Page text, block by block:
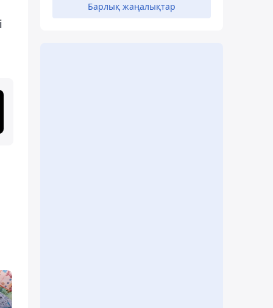
Барлық жаңалықтар